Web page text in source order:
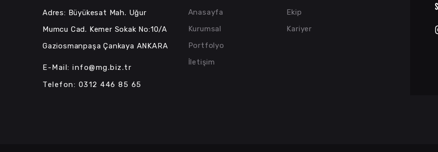
Adres: Büyükesat Mah. Uğur
Mumcu Cad. Kemer Sokak No:10/A
Gaziosmanpaşa Çankaya ANKARA
E-Mail: info@mg.biz.tr
Telefon: 0312 446 85 65
Anasayfa
Kurumsal
Portfolyo
İletişim
Ekip
Kariyer